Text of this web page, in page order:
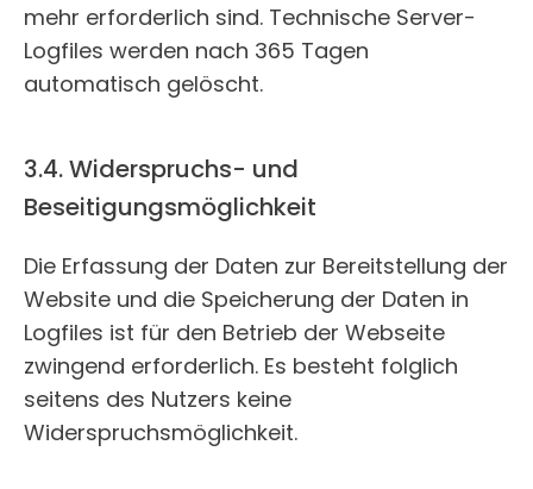
mehr erforderlich sind. Technische Server-
Logfiles werden nach 365 Tagen
automatisch gelöscht.
3.4. Widerspruchs- und
Beseitigungsmöglichkeit
Die Erfassung der Daten zur Bereitstellung der
Website und die Speicherung der Daten in
Logfiles ist für den Betrieb der Webseite
zwingend erforderlich. Es besteht folglich
seitens des Nutzers keine
Widerspruchsmöglichkeit.